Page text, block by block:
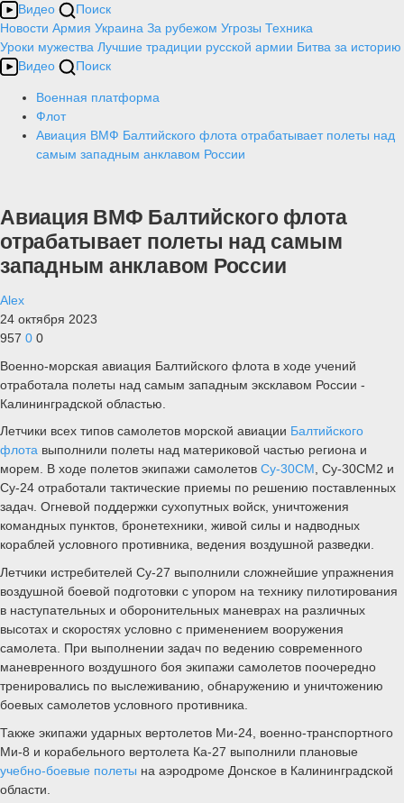
Видео
Поиск
Новости Армия Украина За рубежом Угрозы Техника
Уроки мужества Лучшие традиции русской армии Битва за историю
Видео
Поиск
Военная платформа
Флот
Авиация ВМФ Балтийского флота отрабатывает полеты над
самым западным анклавом России
Авиация ВМФ Балтийского флота
отрабатывает полеты над самым
западным анклавом России
Alex
24 октября 2023
957 0 0
Военно-морская авиация Балтийского флота в ходе учений
отработала полеты над самым западным эксклавом России -
Калининградской областью.
Летчики всех типов самолетов морской авиации Балтийского
флота выполнили полеты над материковой частью региона и
морем. В ходе полетов экипажи самолетов Су-30СМ, Су-30СМ2 и
Су-24 отработали тактические приемы по решению поставленных
задач. Огневой поддержки сухопутных войск, уничтожения
командных пунктов, бронетехники, живой силы и надводных
кораблей условного противника, ведения воздушной разведки.
Летчики истребителей Су-27 выполнили сложнейшие упражнения
воздушной боевой подготовки с упором на технику пилотирования
в наступательных и оборонительных маневрах на различных
высотах и скоростях условно с применением вооружения
самолета. При выполнении задач по ведению современного
маневренного воздушного боя экипажи самолетов поочередно
тренировались по выслеживанию, обнаружению и уничтожению
боевых самолетов условного противника.
Также экипажи ударных вертолетов Ми-24, военно-транспортного
Ми-8 и корабельного вертолета Ка-27 выполнили плановые
учебно-боевые полеты на аэродроме Донское в Калининградской
области.